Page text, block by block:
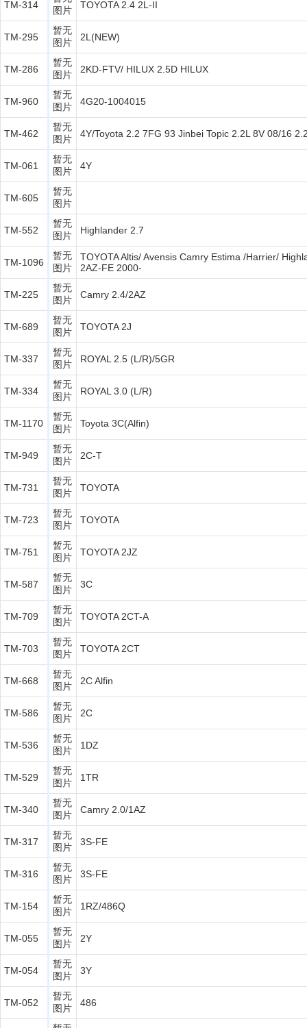
TM-314
图片
TOYOTA 2.4 2L-II
TM-295
暂无
图片
2L(NEW)
TM-286
暂无
图片
2KD-FTV/ HILUX 2.5D HILUX
TM-960
暂无
图片
4G20-1004015
TM-462
暂无
图片
4Y/Toyota 2.2 7FG 93 Jinbei Topic 2.2L 8V 08/16
TM-061
暂无
图片
4Y
TM-605
暂无
图片
TM-552
暂无
图片
Highlander 2.7
TM-1096
暂无
图片
TOYOTA Altis/ Avensis Camry Estima /Harrier/
2AZ-FE 2000-
TM-225
暂无
图片
Camry 2.4/2AZ
TM-689
暂无
图片
TOYOTA 2J
TM-337
暂无
图片
ROYAL 2.5 (L/R)/5GR
TM-334
暂无
图片
ROYAL 3.0 (L/R)
TM-1170
暂无
图片
Toyota 3C(Alfin)
TM-949
暂无
图片
2C-T
TM-731
暂无
图片
TOYOTA
TM-723
暂无
图片
TOYOTA
TM-751
暂无
图片
TOYOTA 2JZ
TM-587
暂无
图片
3C
TM-709
暂无
图片
TOYOTA 2CT-A
TM-703
暂无
图片
TOYOTA 2CT
TM-668
暂无
图片
2C Alfin
TM-586
暂无
图片
2C
TM-536
暂无
图片
1DZ
TM-529
暂无
图片
1TR
TM-340
暂无
图片
Camry 2.0/1AZ
TM-317
暂无
图片
3S-FE
TM-316
暂无
图片
3S-FE
TM-154
暂无
图片
1RZ/486Q
TM-055
暂无
图片
2Y
TM-054
暂无
图片
3Y
TM-052
暂无
图片
486